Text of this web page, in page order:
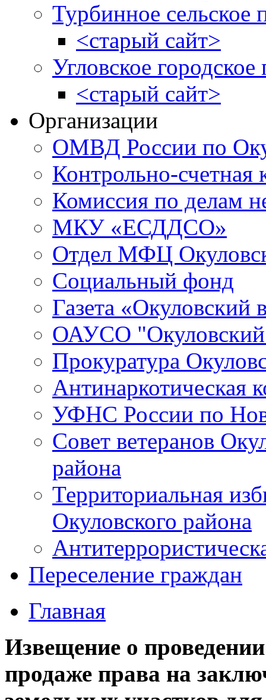
Турбинное сельское
<старый сайт>
Угловское городское
<старый сайт>
Организации
ОМВД России по
Контрольно-счетная
Комиссия по делам
МКУ «ЕСДДСО»
Отдел МФЦ
Социальный фонд
Газета «Окуловский
ОАУСО
Прокуратура
Антинаркотическая
УФНС России по
Совет ветеранов
района
Территориальная
Окуловского района
Переселение граждан
Главная
Извещение о
продаже права на